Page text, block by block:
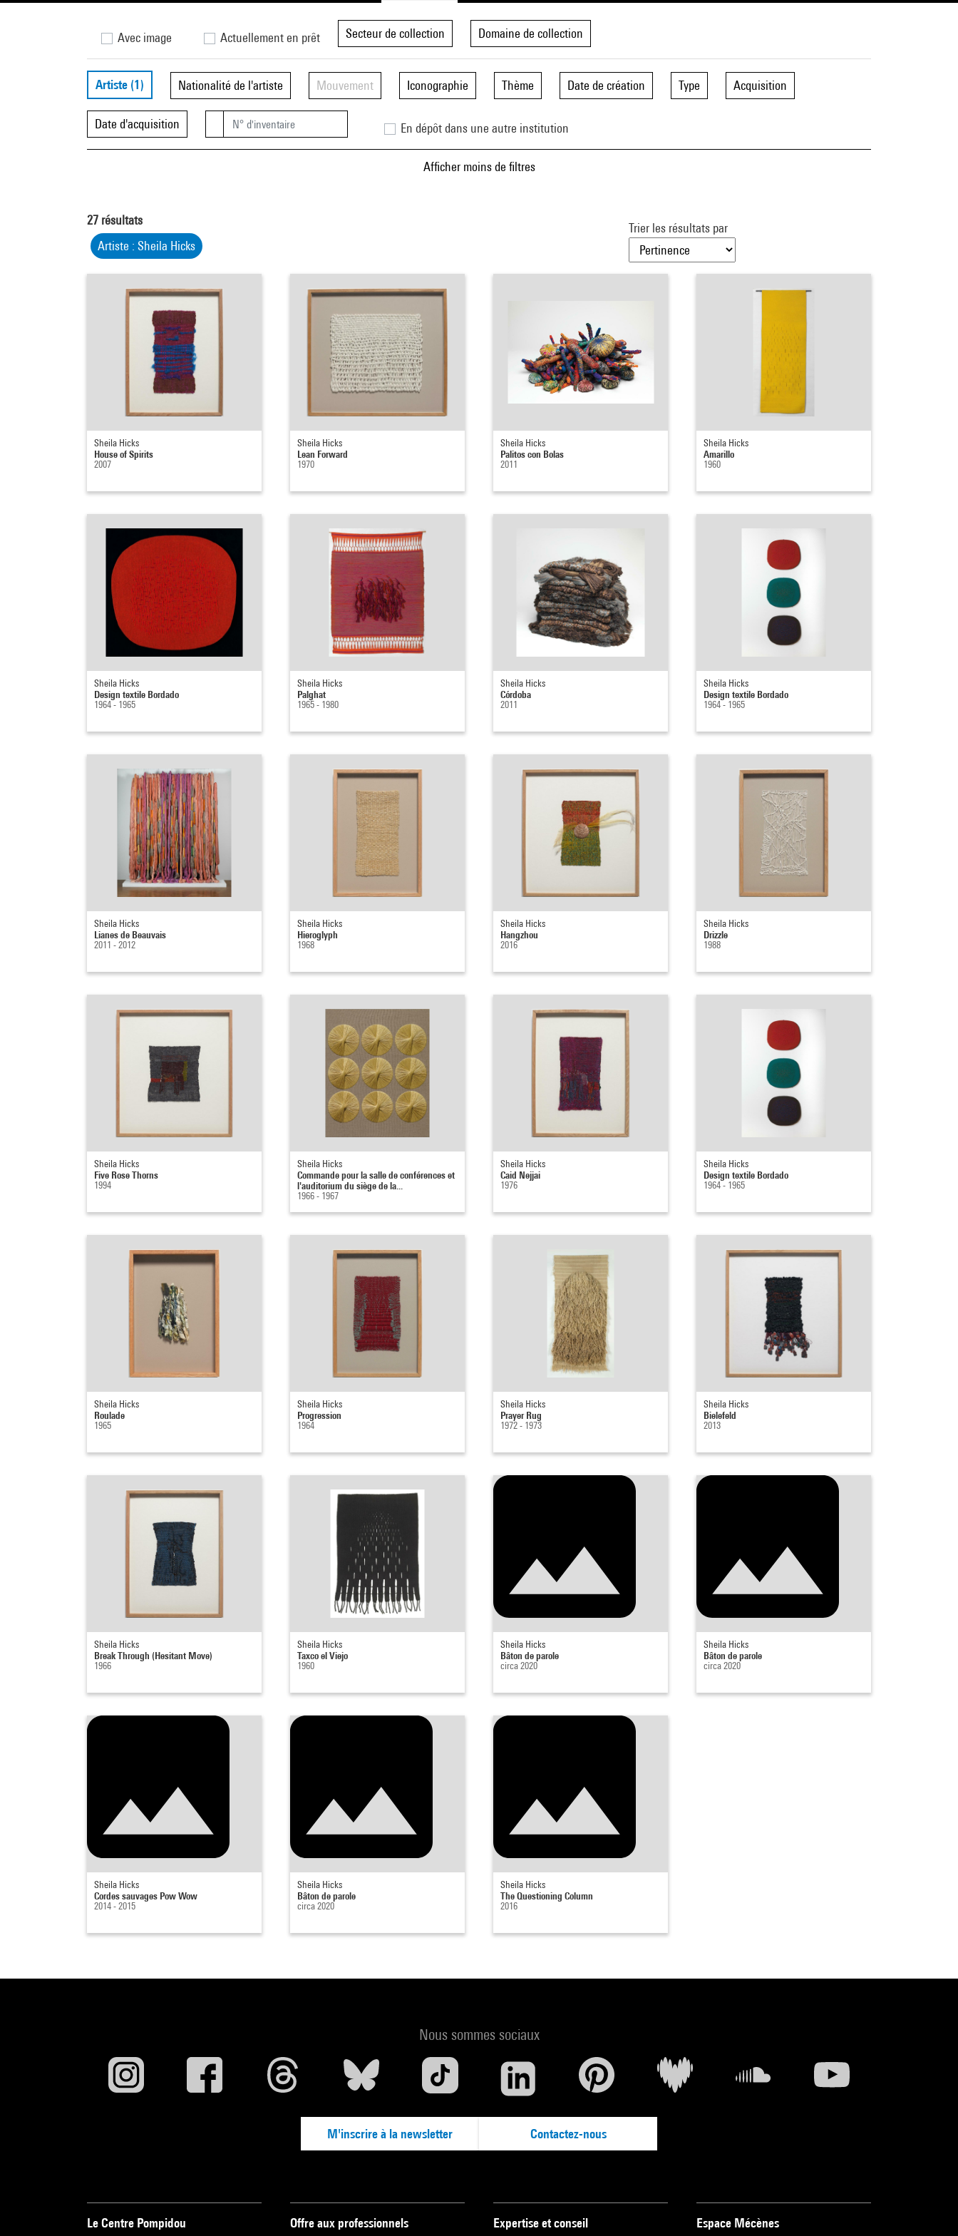
Avec image Actuellement en prêt Secteur de collection Domaine de collection
Artiste (1) Nationalité de l'artiste Mouvement Iconographie Thème Date de création Type Acquisition
Date d'acquisition En dépôt dans une autre institution
Afficher moins de filtres
27 résultats
Artiste : Sheila Hicks
Trier les résultats par
Sheila Hicks
House of Spirits
2007
Sheila Hicks
Lean Forward
1970
Sheila Hicks
Palitos con Bolas
2011
Sheila Hicks
Amarillo
1960
Sheila Hicks
Design textile Bordado
1964 - 1965
Sheila Hicks
Palghat
1965 - 1980
Sheila Hicks
Córdoba
2011
Sheila Hicks
Design textile Bordado
1964 - 1965
Sheila Hicks
Lianes de Beauvais
2011 - 2012
Sheila Hicks
Hieroglyph
1968
Sheila Hicks
Hangzhou
2016
Sheila Hicks
Drizzle
1988
Sheila Hicks
Five Rose Thorns
1994
Sheila Hicks
Commande pour la salle de conférences et
l'auditorium du siège de la...
1966 - 1967
Sheila Hicks
Caid Nejjai
1976
Sheila Hicks
Design textile Bordado
1964 - 1965
Sheila Hicks
Roulade
1965
Sheila Hicks
Progression
1964
Sheila Hicks
Prayer Rug
1972 - 1973
Sheila Hicks
Bielefeld
2013
Sheila Hicks
Break Through (Hesitant Move)
1966
Sheila Hicks
Taxco el Viejo
1960
Sheila Hicks
Bâton de parole
circa 2020
Sheila Hicks
Bâton de parole
circa 2020
Sheila Hicks
Cordes sauvages Pow Wow
2014 - 2015
Sheila Hicks
Bâton de parole
circa 2020
Sheila Hicks
The Questioning Column
2016
Nous sommes sociaux
M'inscrire à la newsletter Contactez-nous
Le Centre Pompidou Offre aux professionnels Expertise et conseil Espace Mécènes